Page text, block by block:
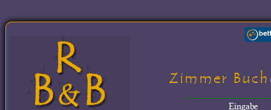
Zimmer
Eingabe